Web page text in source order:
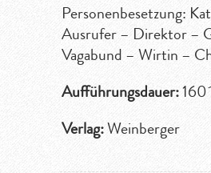
Personenbesetzung:
Ausrufer – Direktor –
Vagabund – Wirtin –
Aufführungsdauer:
Verlag:Weinberger